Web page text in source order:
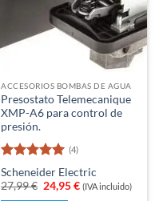
ACCESORIOS BOMBAS DE AGUA
Presostato Telemecanique
XMP-A6 para control de
presión.
Valorado
con5de 5
(4)
Scheneider Electric
27,99€ El
precio
24,95€El
precio
(IVA incluido)